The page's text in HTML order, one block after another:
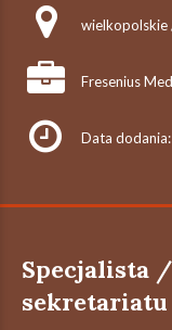
wielkopolskie
Fresenius
Data
Specjalista
sekretariatu